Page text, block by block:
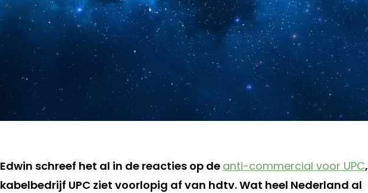
Edwin schreef het al in de reacties op de anti-commercial voor UPC,
kabelbedrijf UPC ziet voorlopig af van hdtv. Wat heel Nederland al